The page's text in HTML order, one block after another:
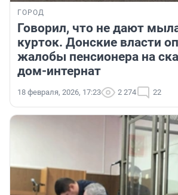
ГОРОД
Говорил, что не дают
курток. Донские власти
жалобы пенсионера на
дом-интернат
18 февраля, 2026, 17:23 2 274 22